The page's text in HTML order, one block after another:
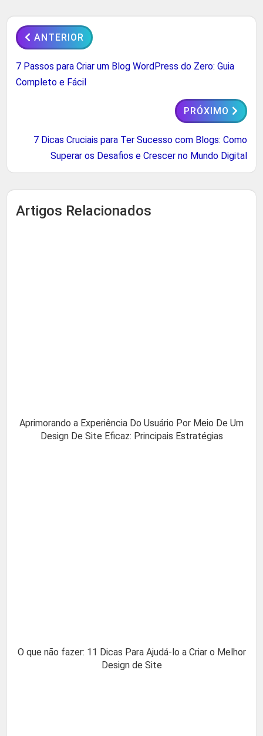
ANTERIOR
7 Passos para Criar um Blog WordPress do Zero: Guia
Completo e Fácil
PRÓXIMO
7 Dicas Cruciais para Ter Sucesso com Blogs: Como
Superar os Desafios e Crescer no Mundo Digital
Artigos Relacionados
Aprimorando a Experiência Do Usuário Por Meio De Um
Design De Site Eficaz: Principais Estratégias
O que não fazer: 11 Dicas Para Ajudá-lo a Criar o Melhor
Design de Site